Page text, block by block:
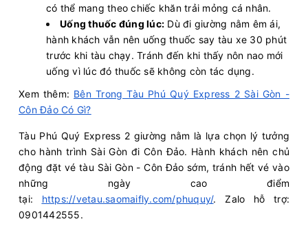
có thể mang theo chiếc khăn trải mỏng cá nhân.
Uống thuốc đúng lúc: Dù đi giường nằm êm ái,
hành khách vẫn nên uống thuốc say tàu xe 30 phút
trước khi tàu chạy. Tránh đến khi thấy nôn nao mới
uống vì lúc đó thuốc sẽ không còn tác dụng.
Xem thêm: Bên Trong Tàu Phú Quý Express 2 Sài Gòn -
Côn Đảo Có Gì?
Tàu Phú Quý Express 2 giường nằm là lựa chọn lý tưởng
cho hành trình Sài Gòn đi Côn Đảo. Hành khách nên chủ
động đặt vé tàu Sài Gòn - Côn Đảo sớm, tránh hết vé vào
những ngày cao điểm
tại: https://vetau.saomaifly.com/phuquy/. Zalo hỗ trợ:
0901442555.